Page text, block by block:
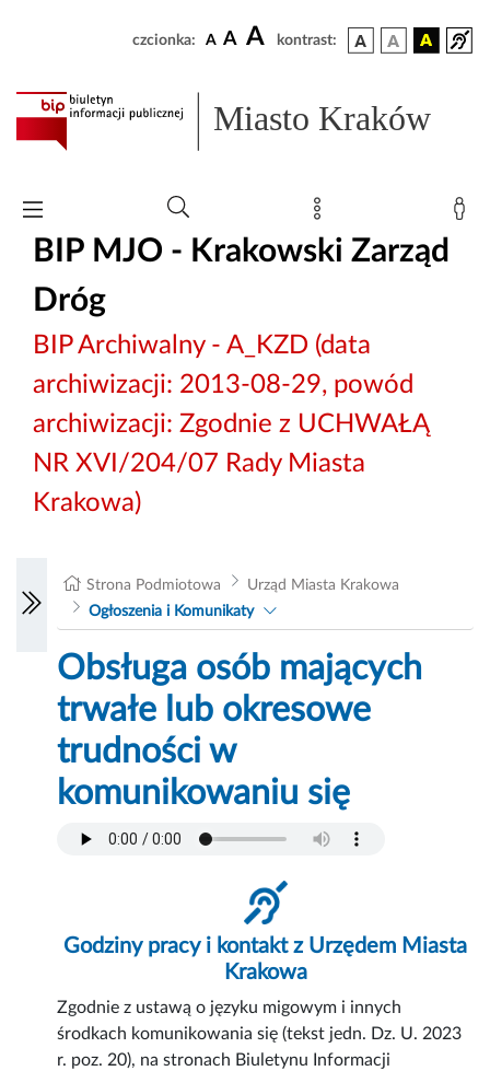
czcionka: A A A kontrast:
Miasto Kraków
BIP MJO - Krakowski Zarząd
Dróg
BIP Archiwalny - A_KZD (data
archiwizacji: 2013-08-29, powód
archiwizacji: Zgodnie z UCHWAŁĄ
NR XVI/204/07 Rady Miasta
Krakowa)
Strona Podmiotowa
Urząd Miasta Krakowa
Ogłoszenia i Komunikaty
Obsługa osób mających
trwałe lub okresowe
trudności w
komunikowaniu się
Godziny pracy i kontakt z Urzędem Miasta
Krakowa
Zgodnie z ustawą o języku migowym i innych
środkach komunikowania się (tekst jedn. Dz. U. 2023
r. poz. 20), na stronach Biuletynu Informacji